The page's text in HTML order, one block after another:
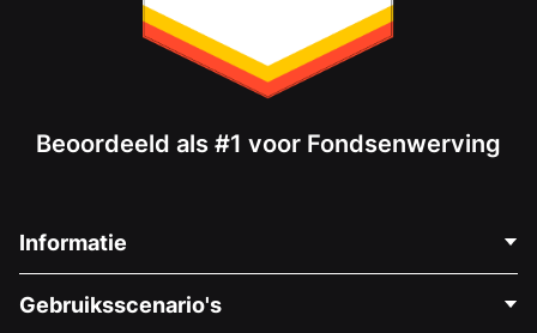
Beoordeeld als #1 voor Fondsenwerving
Informatie
Over Ons
Gebruiksscenario's